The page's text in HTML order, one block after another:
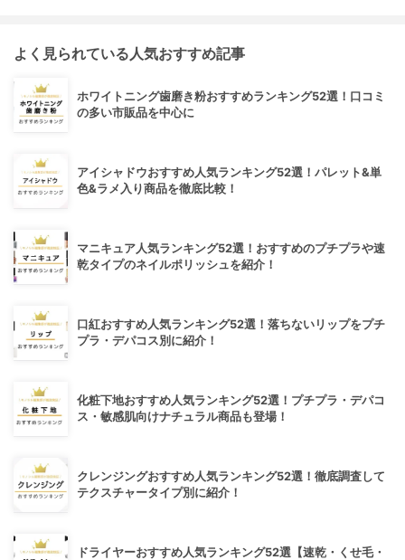
よく見られている人気おすすめ記事
ホワイトニング歯磨き粉おすすめランキング52選！口コミ
の多い市販品を中心に
アイシャドウおすすめ人気ランキング52選！パレット&単
色&ラメ入り商品を徹底比較！
マニキュア人気ランキング52選！おすすめのプチプラや速
乾タイプのネイルポリッシュを紹介！
口紅おすすめ人気ランキング52選！落ちないリップをプチ
プラ・デパコス別に紹介！
化粧下地おすすめ人気ランキング52選！プチプラ・デパコ
ス・敏感肌向けナチュラル商品も登場！
クレンジングおすすめ人気ランキング52選！徹底調査して
テクスチャータイプ別に紹介！
ドライヤーおすすめ人気ランキング52選【速乾・くせ毛・